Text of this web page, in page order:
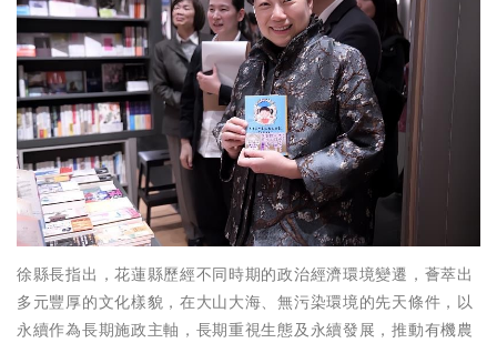
徐縣長指出，花蓮縣歷經不同時期的政治經濟環境變遷，薈萃出
多元豐厚的文化樣貌，在大山大海、無污染環境的先天條件，以
永續作為長期施政主軸，長期重視生態及永續發展，推動有機農